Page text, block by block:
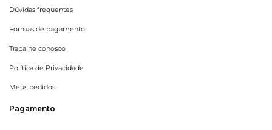
Dúvidas frequentes
Formas de pagamento
Trabalhe conosco
Política de Privacidade
Meus pedidos
Pagamento